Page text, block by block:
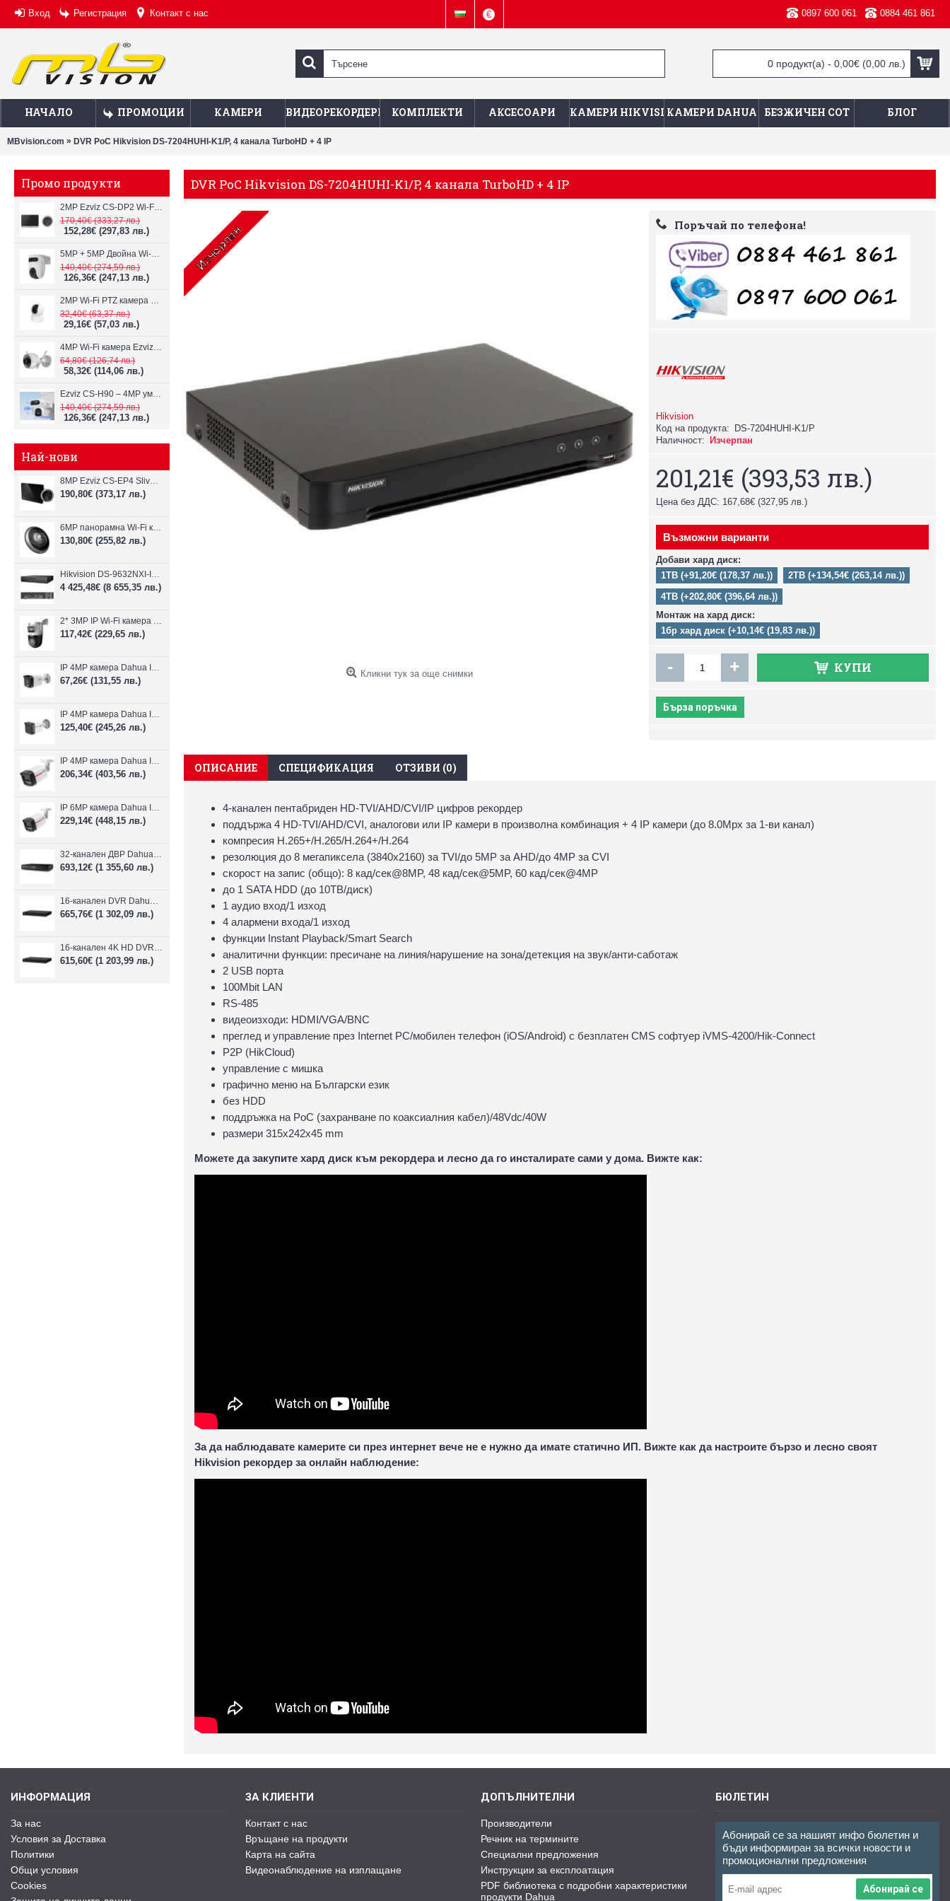
Вход Регистрация Контакт с нас € 0897 600 061 0884 461 861
0 продукт(а) - 0,00€(0,00 лв.)
НАЧАЛО ПРОМОЦИИ КАМЕРИ ВИДЕОРЕКОРДЕРИ КОМПЛЕКТИ АКСЕСОАРИ КАМЕРИ HIKVISIONКАМЕРИ DAHUA БЕЗЖИЧЕН СОТ БЛОГ
MBvision.com » DVR PoC Hikvision DS-7204HUHI-K1/P, 4 канала TurboHD + 4 IP
Промо продукти
2MP Ezviz CS-DP2 Wi-Fi видеодомофон
170,40€(333,27 лв.)
152,28€ (297,83 лв.)
5MP + 5MP Двойна Wi-Fi IP камера с два обектива Ezviz CS-H9c
140,40€(274,59 лв.)
126,36€ (247,13 лв.)
2MP Wi-Fi PTZ камерa с микрофон и говорител Ezviz CS-TY1
32,40€(63,37 лв.)
29,16€ (57,03 лв.)
4MP Wi-Fi камерa Ezviz CS-H3c с микрофон и говорител
64,80€(126,74 лв.)
58,32€ (114,06 лв.)
Ezviz CS-H90 – 4MP умна Wi-Fi камера, два обектива и цветен нощен
140,40€(274,59 лв.)
126,36€ (247,13 лв.)
Най-нови
8MP Ezviz CS-EP4 Sliver Wi-Fi видеодомофон
190,80€ (373,17 лв.)
6MP панорамна Wi-Fi камерa Ezviz CS-E4p
130,80€ (255,82 лв.)
Hikvision DS-9632NXI-I8/VPro – 32-канален NVR с интелигентен AI анализ
4 425,48€ (8 655,35 лв.)
2* 3MP IP Wi-Fi камера Dahua P3D-3F-PV-P-0280B/0600B-PRO
117,42€ (229,65 лв.)
IP 4MP камера Dahua IPC-B1E40-A-0280B, 2.8mm, IR 30m
67,26€ (131,55 лв.)
IP 4MP камера Dahua IPC-HFW1439TC1-A-LED-0280B-PRO, 2.8mm, IR 30m
125,40€ (245,26 лв.)
IP 4MP камера Dahua IPC-HFW2449TL-S-LED-0280B-PRO, 2.8mm, IR 50m
206,34€ (403,56 лв.)
IP 6MP камера Dahua IPC-HFW2649TL-S-LED-0280B-PRO, 2.8mm, IR 50m
229,14€ (448,15 лв.)
32-канален ДВР Dahua XVR5232AN-I3/Т
693,12€ (1 355,60 лв.)
16-канален DVR Dahua XVR5216AN-4KL-I3/T + 16 IP
665,76€ (1 302,09 лв.)
16-канален 4K HD DVR Dahua XVR5116H-4KL-I3/T + 16 IP камери
615,60€ (1 203,99 лв.)
DVR PoC Hikvision DS-7204HUHI-K1/P, 4 канала TurboHD + 4 IP
Кликни тук за още снимки
Поръчай по телефона!
Hikvision
Код на продукта:
DS-7204HUHI-K1/P
Наличност:
Изчерпан
201,21€ (393,53 лв.)
Цена без ДДС: 167,68€ (327,95 лв.)
Възможни варианти
Добави хард диск:
1TB (+91,20€ (178,37 лв.))
2TB (+134,54€ (263,14 лв.))
4TB (+202,80€ (396,64 лв.))
Монтаж на хард диск:
1бр хард диск (+10,14€ (19,83 лв.))
- + КУПИ
Бърза поръчка
ОПИСАНИЕ СПЕЦИФИКАЦИЯ ОТЗИВИ (0)
4-канален пентабриден HD-TVI/AHD/CVI/IP цифров рекордер
поддържа 4 HD-TVI/AHD/CVI, аналогови или IP камери в произволна комбинация + 4 IP камери (до 8.0Mpx за 1-ви канал)
компресия H.265+/H.265/H.264+/H.264
резолюция до 8 мегапиксела (3840х2160) за TVI/до 5MP за AHD/до 4MP за CVI
скорост на запис (общо): 8 кад/сек@8MP, 48 кад/сек@5MP, 60 кад/сек@4MP
до 1 SATA HDD (до 10ТВ/диск)
1 аудио вход/1 изход
4 алармени входа/1 изход
функции Instant Playback/Smart Search
аналитични функции: пресичане на линия/нарушение на зона/детекция на звук/анти-саботаж
2 USB порта
100Mbit LAN
RS-485
видеоизходи: HDMI/VGA/BNC
преглед и управление през Internet PC/мобилен телефон (iOS/Android) с безплатен CMS софтуер iVMS-4200/Hik-Connect
P2P (HikCloud)
управлeние с мишка
графично меню на Български език
без HDD
поддръжка на PoC (захранване по коаксиалния кабел)/48Vdc/40W
размери 315х242х45 mm
Можете да закупите хард диск към рекордера и лесно да го инсталирате сами у дома. Вижте как:
За да наблюдавате камерите си през интернет вече не е нужно да имате статично ИП. Вижте как да настроите бързо и лесно своят
Hikvision рекордер за онлайн наблюдение:
ИНФОРМАЦИЯ
За нас
Условия за Доставка
Политики
Общи условия
Cookies
ЗА КЛИЕНТИ
Контакт с нас
Връщане на продукти
Карта на сайта
Видеонаблюдение на изплащане
ДОПЪЛНИТЕЛНИ
Производители
Речник на термините
Специални предложения
Инструкции за експлоатация
PDF библиотека с подробни характеристики
продукти Dahua
БЮЛЕТИН
Абонирай се за нашият инфо бюлетин и
бъди информиран за всички новости и
промоционални предложения
Абонирай се